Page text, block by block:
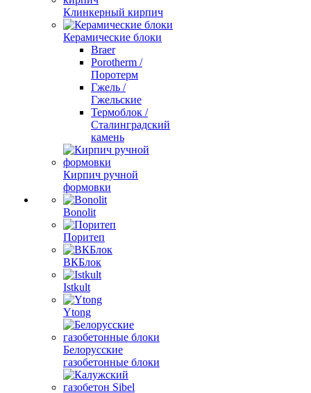
Клинкерный кирпич
Керамические блоки
Braer
Porotherm /
Поротерм
Гжель /
Гжельские
Термоблок /
Сталинградский
камень
Кирпич ручной
формовки
Bonolit
Поритеп
ВКБлок
Istkult
Ytong
Белорусские
газобетонные блоки